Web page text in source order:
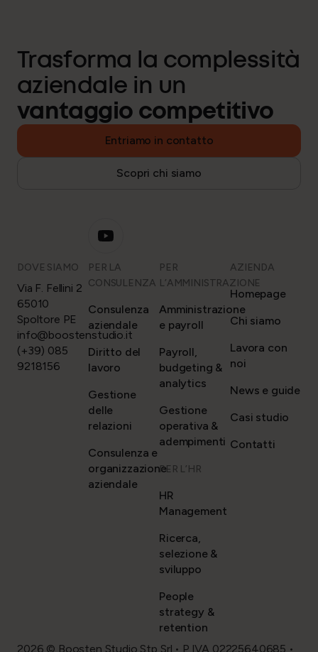
Trasforma la complessità
aziendale in un
vantaggio competitivo
Entriamo in contatto
Scopri chi siamo
DOVE SIAMO
Via F. Fellini 2
65010
Spoltore PE
info@boostenstudio.it
(+39) 085
9218156
PER LA
CONSULENZA
Consulenza
aziendale
Diritto del
lavoro
Gestione
delle
relazioni
Consulenza e
organizzazione
aziendale
PER
L’AMMINISTRAZIONE
Amministrazione
e payroll
Payroll,
budgeting &
analytics
Gestione
operativa &
adempimenti
PER L’HR
HR
Management
Ricerca,
selezione &
sviluppo
People
strategy &
retention
AZIENDA
Homepage
Chi siamo
Lavora con
noi
News e guide
Casi studio
Contatti
2026 © Boosten Studio Stp Srl • P.IVA 02225640685 •